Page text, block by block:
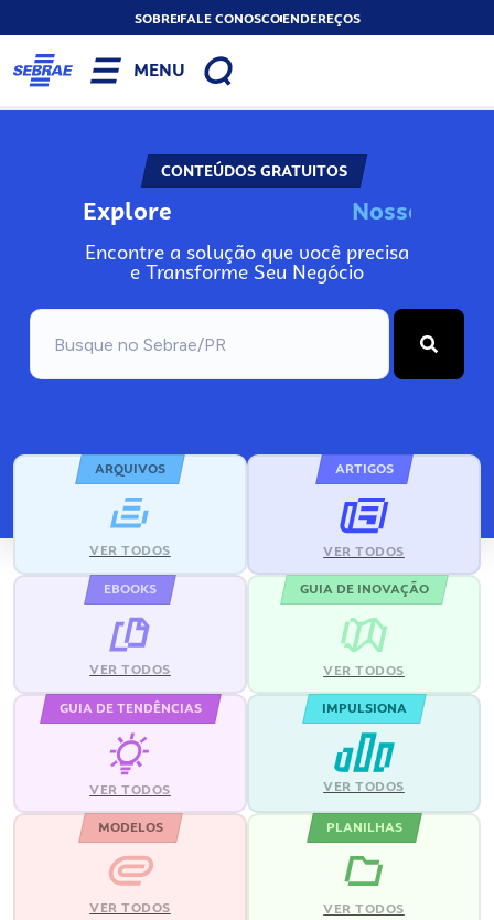
SOBREFALE CONOSCOENDEREÇOS
MENU
CONTEÚDOS GRATUITOS
Explore Nosso
Encontre a solução que você precisa
e Transforme Seu Negócio
ARQUIVOS
VER TODOS
ARTIGOS
VER TODOS
EBOOKS
VER TODOS
GUIA DE INOVAÇÃO
VER TODOS
GUIA DE TENDÊNCIAS
VER TODOS
IMPULSIONA
VER TODOS
MODELOS
VER TODOS
PLANILHAS
VER TODOS